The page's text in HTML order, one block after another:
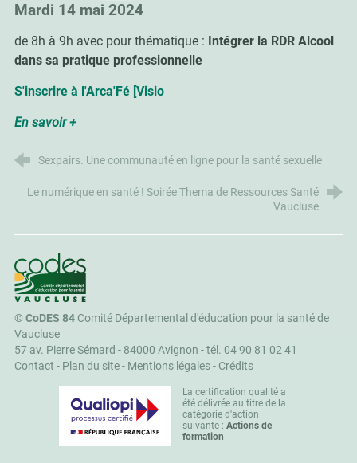
Mardi 14 mai 2024
de 8h à 9h avec pour thématique : Intégrer la RDR Alcool
dans sa pratique professionnelle
S'inscrire à l'Arca'Fé [Visio
En savoir +
Sexpairs. Une communauté en ligne pour la santé sexuelle
Le numérique en santé ! Soirée Thema de Ressources Santé
Vaucluse
CoDES 84
©CoDES 84Comité Départemental d'éducation pour la santé de
Vaucluse
57 av. Pierre Sémard - 84000 Avignon -tél. 04 90 81 02 41
Contact - Plan du site- Mentions légales- Crédits
La certification qualité a
été délivrée au titre de la
catégorie d'action
suivante : Actions de
formation